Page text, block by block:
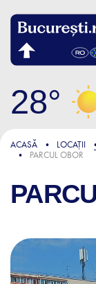
28
ACASĂ LOCAȚII
PARCUL OBOR